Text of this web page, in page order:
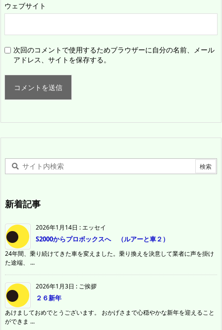
ウェブサイト
次回のコメントで使用するためブラウザーに自分の名前、メール
アドレス、サイトを保存する。
新着記事
2026年1月14日 :エッセイ
S2000からプロボックスへ （ルアーと車２）
24年間、乗り続けてきた車を変えました。乗り換えを決意して業者に声を掛け
た途端、 ...
2026年1月3日 : ご挨拶
２６新年
あけましておめでとうございます。 おかげさまで心穏やかな新年を迎えること
ができま ...